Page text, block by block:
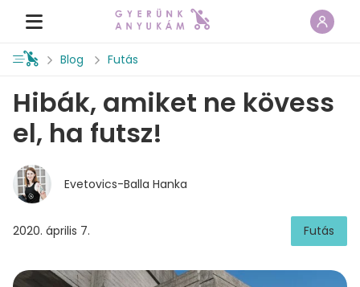
Blog Futás
Hibák, amiket ne kövess
el, ha futsz!
Evetovics-Balla Hanka
2020. április 7. Futás